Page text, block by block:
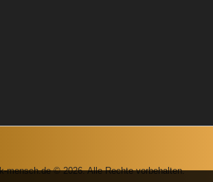
mensch.de © 2026. Alle Rechte vorbehalten.